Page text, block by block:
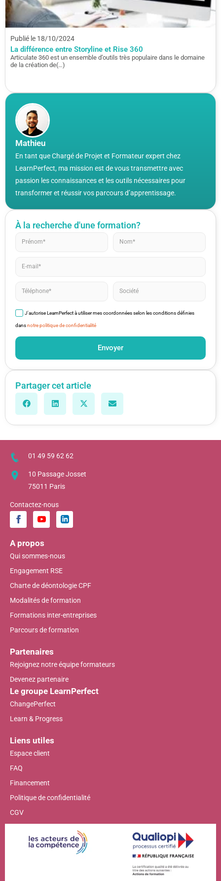
Mathieu
En tant que Chargé de Projet et Formateur expert chez
LearnPerfect, ma mission est de vous transmettre avec
passion les connaissances et les outils nécessaires pour
transformer et réussir vos parcours d’apprentissage.
À la recherche d'une formation?
J'autorise LearnPerfect à utiliser mes coordonnées selon les conditions définies
dansnotre politique de confidentialité
Envoyer
Partager cet article
Publié le 18/10/2024
La différence entre Storyline et Rise 360
Articulate 360 est un ensemble d’outils très populaire dans le domaine
de la création de(…)
01 49 59 62 62
10 Passage Josset
75011 Paris
Contactez-nous
A propos
Qui sommes-nous
Engagement RSE
Charte de déontologie CPF
Modalités de formation
Formations inter-entreprises
Parcours de formation
Partenaires
Rejoignez notre équipe formateurs
Devenez partenaire
Le groupe LearnPerfect
ChangePerfect
Learn & Progress
Liens utiles
Espace client
FAQ
Financement
Politique de confidentialité
CGV